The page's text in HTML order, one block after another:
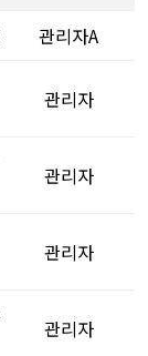
관리자A
관리자
관리자
관리자
관리자